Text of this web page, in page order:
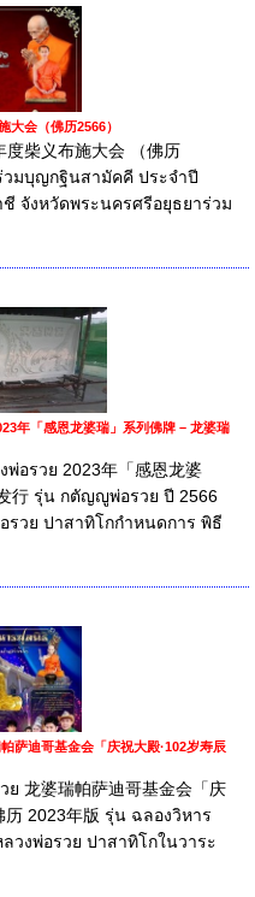
大会（佛历2566）
柴义布施大会 （佛历
วมบุญกฐินสามัคคี ประจำปี
จังหวัดพระนครศรีอยุธยาร่วม
年「感恩龙婆瑞」系列佛牌 – 龙婆瑞
อรวย 2023年「感恩龙婆
行 รุ่น กตัญญูพ่อรวย ปี 2566
รวย ปาสาทิโกกำหนดการ พิธี
萨迪哥基金会「庆祝大殿·102岁寿辰
龙婆瑞帕萨迪哥基金会「庆
历 2023年版 รุ่น ฉลองวิหาร
วงพ่อรวย ปาสาทิโกในวาระ